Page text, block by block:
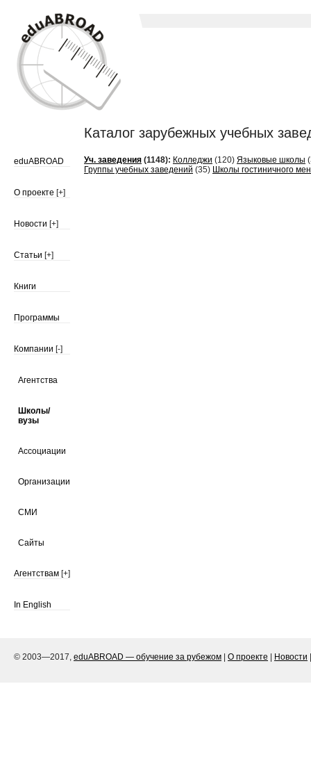
Каталог зарубежных учебных
eduABROAD
О проекте [+]
Новости [+]
Статьи [+]
Книги
Программы
Компании [-]
Агентства
Школы/
вузы
Ассоциации
Организации
СМИ
Сайты
Агентствам [+]
In English
Уч. заведения (1148): Колледжи (120) Языковые школы
Группы учебных заведений (35) Школы гостиничного
© 2003—2017, eduABROAD — обучение за рубежом О проекте Новости